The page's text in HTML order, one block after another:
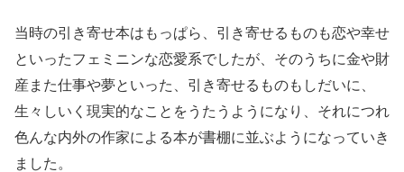
当時の引き寄せ本はもっぱら、引き寄せるものも恋や幸せ
といったフェミニンな恋愛系でしたが、そのうちに金や財
産また仕事や夢といった、引き寄せるものもしだいに、
生々しいく現実的なことをうたうようになり、それにつれ
色んな内外の作家による本が書棚に並ぶようになっていき
ました。